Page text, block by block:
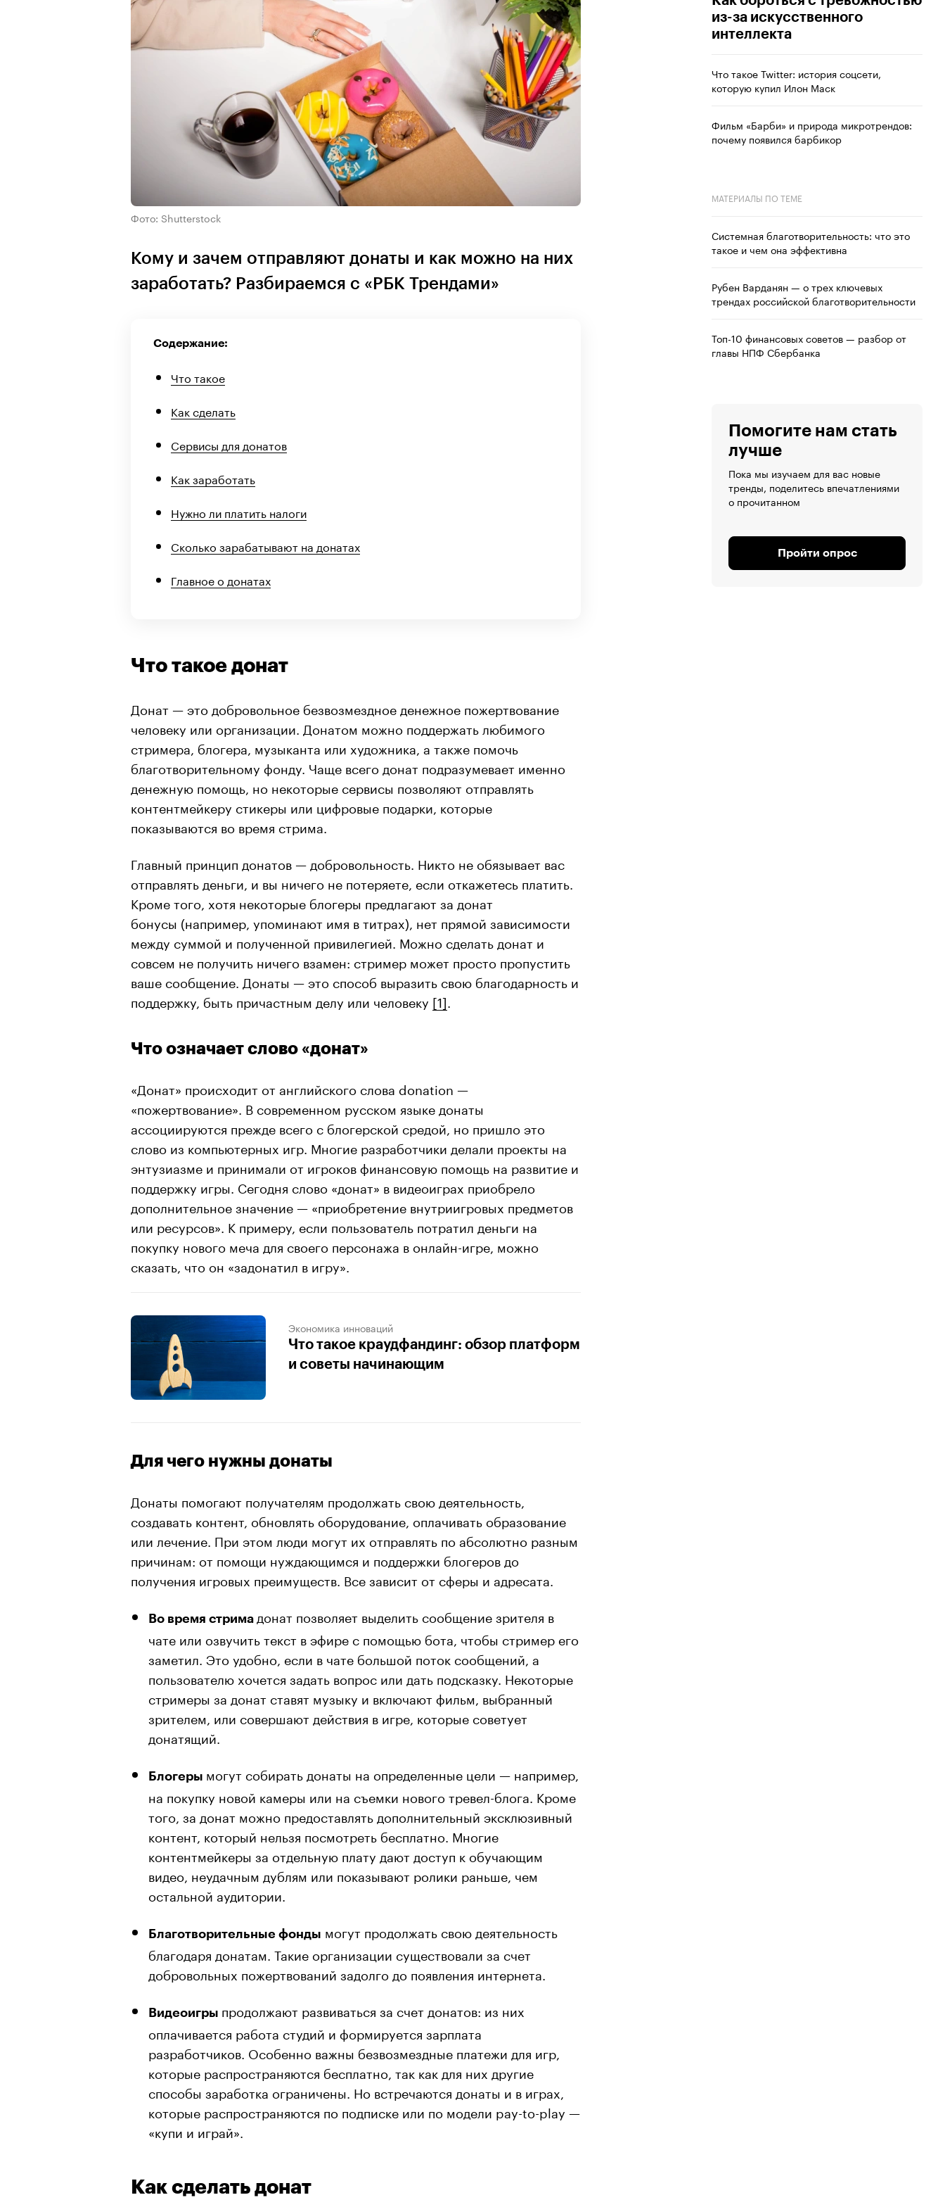
Фото: Shutterstock
Кому и зачем отправляют донаты и как можно на них
заработать? Разбираемся с «РБК Трендами»
Содержание:
Что такое
Как сделать
Сервисы для донатов
Как заработать
Нужно ли платить налоги
Сколько зарабатывают на донатах
Главное о донатах
Что такое донат
Донат — это добровольное безвозмездное денежное пожертвование
человеку или организации. Донатом можно поддержать любимого
стримера, блогера, музыканта или художника, а также помочь
благотворительному фонду. Чаще всего донат подразумевает именно
денежную помощь, но некоторые сервисы позволяют отправлять
контентмейкеру стикеры или цифровые подарки, которые
показываются во время стрима.
Главный принцип донатов — добровольность. Никто не обязывает вас
отправлять деньги, и вы ничего не потеряете, если откажетесь платить.
Кроме того, хотя некоторые блогеры предлагают за донат
бонусы (например, упоминают имя в титрах), нет прямой зависимости
между суммой и полученной привилегией. Можно сделать донат и
совсем не получить ничего взамен: стример может просто пропустить
ваше сообщение. Донаты — это способ выразить свою благодарность и
поддержку, быть причастным делу или человеку [1]
Что означает слово «донат»
«Донат» происходит от английского слова donation —
«пожертвование». В современном русском языке донаты
ассоциируются прежде всего с блогерской средой, но пришло это
слово из компьютерных игр. Многие разработчики делали проекты на
энтузиазме и принимали от игроков финансовую помощь на развитие и
поддержку игры. Сегодня слово «донат» в видеоиграх приобрело
дополнительное значение — «приобретение внутриигровых предметов
или ресурсов». К примеру, если пользователь потратил деньги на
покупку нового меча для своего персонажа в онлайн-игре, можно
сказать, что он «задонатил в игру».
Экономика инноваций
Что такое краудфандинг: обзор платформ
и советы начинающим
Для чего нужны донаты
Донаты помогают получателям продолжать свою деятельность,
создавать контент, обновлять оборудование, оплачивать образование
или лечение. При этом люди могут их отправлять по абсолютно разным
причинам: от помощи нуждающимся и поддержки блогеров до
получения игровых преимуществ. Все зависит от сферы и адресата.
Во время стрима донат позволяет выделить сообщение зрителя в
чате или озвучить текст в эфире с помощью бота, чтобы стример его
заметил. Это удобно, если в чате большой поток сообщений, а
пользователю хочется задать вопрос или дать подсказку. Некоторые
стримеры за донат ставят музыку и включают фильм, выбранный
зрителем, или совершают действия в игре, которые советует
донатящий.
Блогеры могут собирать донаты на определенные цели — например,
на покупку новой камеры или на съемки нового тревел-блога. Кроме
того, за донат можно предоставлять дополнительный эксклюзивный
контент, который нельзя посмотреть бесплатно. Многие
контентмейкеры за отдельную плату дают доступ к обучающим
видео, неудачным дублям или показывают ролики раньше, чем
остальной аудитории.
Благотворительные фонды могут продолжать свою деятельность
благодаря донатам. Такие организации существовали за счет
добровольных пожертвований задолго до появления интернета.
Видеоигры продолжают развиваться за счет донатов: из них
оплачивается работа студий и формируется зарплата
разработчиков. Особенно важны безвозмездные платежи для игр,
которые распространяются бесплатно, так как для них другие
способы заработка ограничены. Но встречаются донаты и в играх,
которые распространяются по подписке или по модели pay-to-play —
«купи и играй».
Как сделать донат
из-за искусственного
интеллекта
Что такое Twitter: история соцсети,
которую купил Илон Маск
Фильм «Барби» и природа микротрендов:
почему появился барбикор
МАТЕРИАЛЫ ПО ТЕМЕ
Системная благотворительность: что это
такое и чем она эффективна
Рубен Варданян — о трех ключевых
трендах российской благотворительности
Топ-10 финансовых советов — разбор от
главы НПФ Сбербанка
Помогите нам стать
лучше
Пока мы изучаем для вас новые
тренды, поделитесь впечатлениями
о прочитанном
Пройти опрос